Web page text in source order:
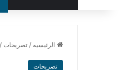
الرئيسية / تصريحات /
تصريحات